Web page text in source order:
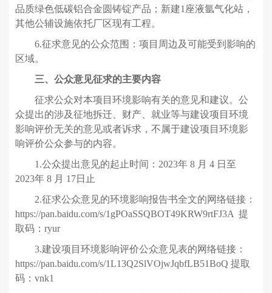
品质绿色低碳铝合金圆铸锭产品；新建1座液氩气化站，
其他公辅设施依托厂区现有工程。
6.征求意见的公众范围：项目周边及可能受到影响的
区域。
三、公众意见征求的主要内容
征求公众对本项目环境影响有关的意见和建议。公
众提出的涉及征地拆迁、财产、就业等与建设项目环境
影响评价无关的意见或者诉求，不属于建设项目环境影
响评价公众参与的内容。
1.公众提出意见的起止时间：2023年 8 月 4 日至
2023年 8 月 17日止
2.征求公众意见的环境影响报告书全文的网络链接：
https://pan.baidu.com/s/1gPOaSSQBOT49KRW9rtFJ3A 提
取码：ryur
3.建设项目环境影响评价公众意见表的网络链接：
https://pan.baidu.com/s/1L13Q2SlVOjwJqbfLB51BoQ 提取
码：vnk1